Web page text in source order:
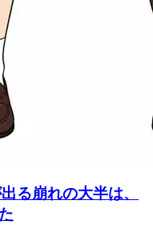
る崩れの大半は、